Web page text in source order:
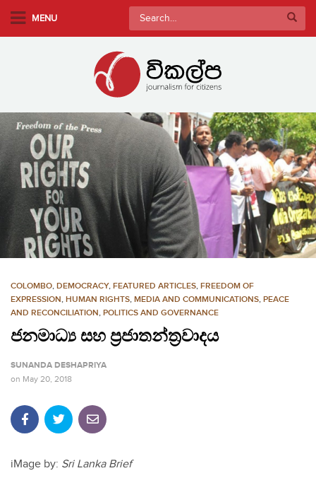
m
a
n
e
MENU
Search
for:
COLOMBO, DEMOCRACY, FEATURED ARTICLES, FREEDOM OF
EXPRESSION, HUMAN RIGHTS, MEDIA AND COMMUNICATIONS, PEACE
AND RECONCILIATION, POLITICS AND GOVERNANCE
ජනමාධ්‍ය සහ ප්‍රජාතන්ත්‍රවාදය
SUNANDA DESHAPRIYA
on May 20, 2018
iMage by: Sri Lanka Brief